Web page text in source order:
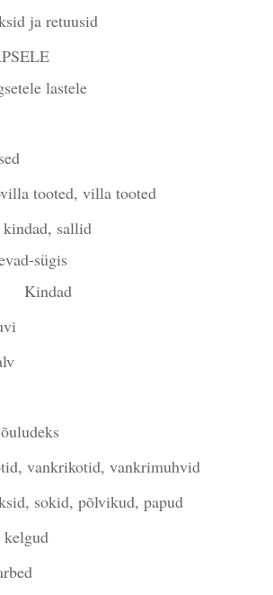
ja retuusid
lastele
tooted, villa tooted
sallid
sügis
Kindad
vankrikotid, vankrimuhvid
sokid, põlvikud, papud
kelgud